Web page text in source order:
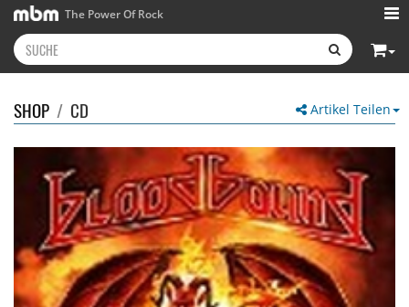
The Power Of Rock
Artikel Teilen
SHOP / CD